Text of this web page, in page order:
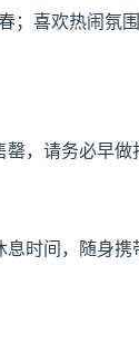
；喜欢热闹氛
，请务必早做
时间，随身携